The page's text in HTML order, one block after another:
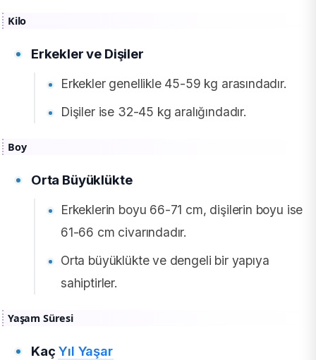
Kilo
Erkekler ve Dişiler
Erkekler genellikle 45-59 kg arasındadır.
Dişiler ise 32-45 kg aralığındadır.
Boy
Orta Büyüklükte
Erkeklerin boyu 66-71 cm, dişilerin boyu ise
61-66 cm civarındadır.
Orta büyüklükte ve dengeli bir yapıya
sahiptirler.
Yaşam Süresi
Kaç Yıl Yaşar